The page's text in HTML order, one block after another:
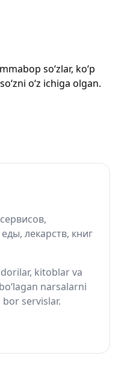
so‘zlar, ko‘p
o‘z ichiga olgan.
лекарств, книг
kitoblar va
narsalarni
servislar.